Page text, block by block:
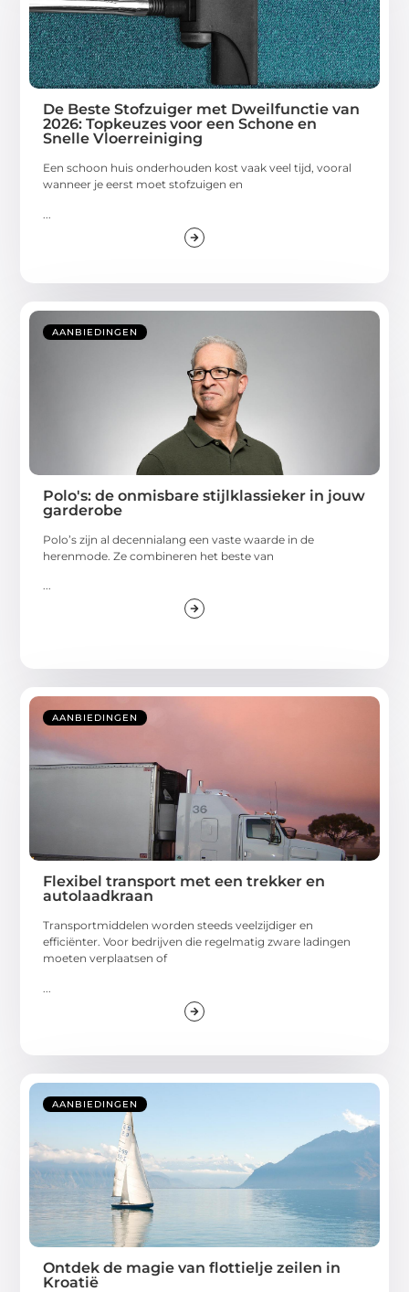
De Beste Stofzuiger met Dweilfunctie van
2026: Topkeuzes voor een Schone en
Snelle Vloerreiniging
Een schoon huis onderhouden kost vaak veel tijd, vooral
wanneer je eerst moet stofzuigen en
AANBIEDINGEN
Polo's: de onmisbare stijlklassieker in jouw
garderobe
Polo’s zijn al decennialang een vaste waarde in de
herenmode. Ze combineren het beste van
...
AANBIEDINGEN
Flexibel transport met een trekker en
autolaadkraan
Transportmiddelen worden steeds veelzijdiger en
efficiënter. Voor bedrijven die regelmatig zware ladingen
moeten verplaatsen of
AANBIEDINGEN
Ontdek de magie van flottielje zeilen in
Kroatië